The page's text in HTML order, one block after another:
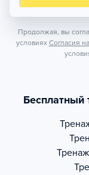
Продолжая, вы
условиях Согласия
Бесплатный